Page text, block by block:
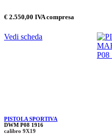
€ 2.550,00 IVA compresa
Vedi scheda
PISTOLA SPORTIVA
DWM P08 1916
calibro 9X19